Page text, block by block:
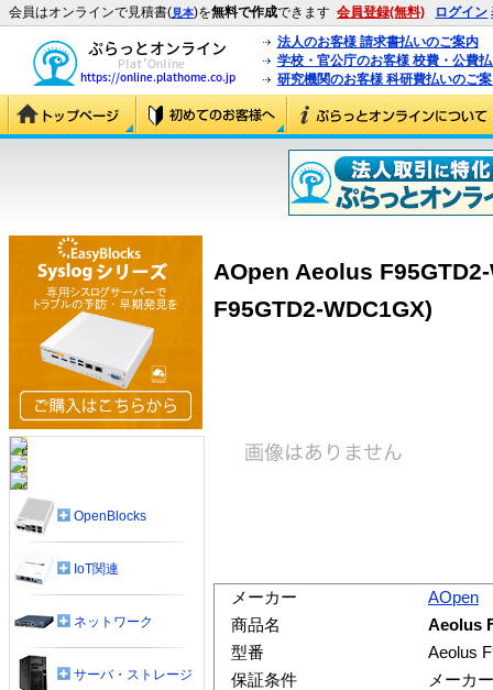
会員はオンラインで見積書(見本)を無料で作成できます 会員登録(無料) ログイン
法人のお客様 請求書払いのご案内
学校・官公庁のお客様 校費・公費
研究機関のお客様 科研費払いのご
AOpen Aeolus
F95GTD2-WDC1GX)
メーカー
AOpen
商品名
Aeolus
型番
Aeolus
保証条件
メーカ
OpenBlocks
IoT関連
ネットワーク
サーバ・ストレージ